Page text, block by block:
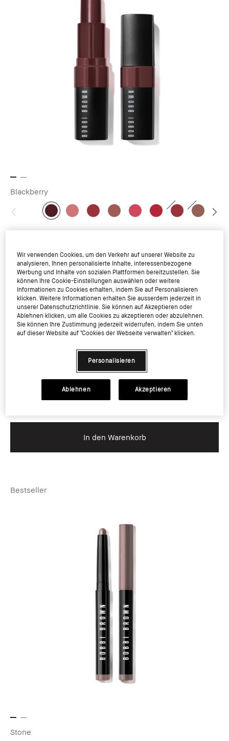
Blackberry
Crushed Lip Color
Verspielte, mühelose Farbe
€22.00 €44.00 inkl. MwSt, zzgl. Versandkosten
In den Warenkorb
Bestseller
Stone
Wir verwenden Cookies, um den Verkehr auf unserer Website zu
analysieren, Ihnen personalisierte Inhalte, interessenbezogene
Werbung und Inhalte von sozialen Plattformen bereitzustellen. Sie
können Ihre Cookie-Einstellungen auswählen oder weitere
Informationen zu Cookies erhalten, indem Sie auf Personalisieren
klicken. Weitere Informationen erhalten Sie ausserdem jederzeit in
unserer Datenschutzrichtlinie. Sie können auf Akzeptieren oder
Ablehnen klicken, um alle Cookies zu akzeptieren oder abzulehnen.
Sie können Ihre Zustimmung jederzeit widerrufen, indem Sie unten
auf dieser Website auf "Cookies der Webseite verwalten" klicken.
Personalisieren
Ablehnen Akzeptieren